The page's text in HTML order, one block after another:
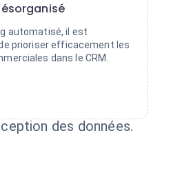
automatisé, il est
prioriser efficacement les
dans le CRM.
des données.